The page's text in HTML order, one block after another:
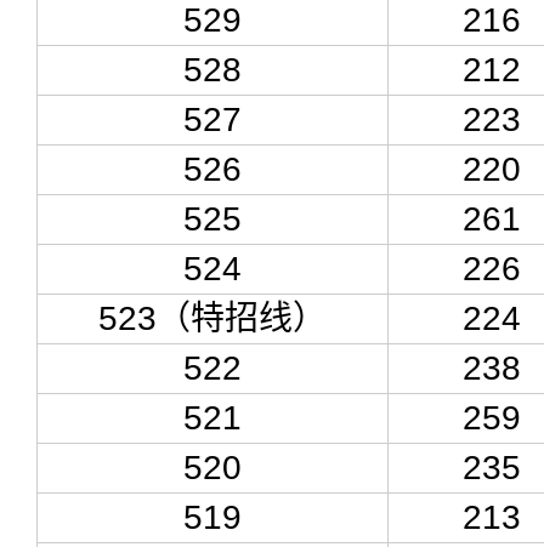
529
216
528
212
527
223
526
220
525
261
524
226
523（特招线）
224
522
238
521
259
520
235
519
213